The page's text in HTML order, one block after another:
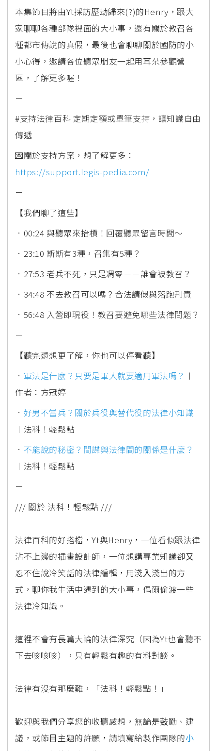
本集節目將由Yt採訪歷劫歸來(?)的Henry，跟大
家聊聊各種部隊裡面的大小事，還有關於教召各
種都市傳說的真假，最後也會聊聊關於國防的小
小心得，邀請各位聽眾朋友一起用耳朵參觀營
區，了解更多喔！
－
#支持法律百科 定期定額或單筆支持，讓知識自由
傳遞
💌關於支持方案，想了解更多：
https://support.legis-pedia.com/
－
【我們聊了這些】
．00:24 與聽眾來抬槓！回覆聽眾留言時間～
．23:10 斯斯有3種，召集有5種？
．27:53 老兵不死，只是凋零－－誰會被教召？
．34:48 不去教召可以嗎？合法請假與落跑刑責
．56:48 入營即現役！教召要避免哪些法律問題？
－
【聽完還想更了解，你也可以停看聽】
． 軍法是什麼？只要是軍人就要適用軍法嗎？ ︱
作者：方冠婷
． 好男不當兵？關於兵役與替代役的法律小知識
︱法科！輕鬆點
． 不能說的秘密？間諜與法律間的關係是什麼？
︱法科！輕鬆點
－
/// 關於 法科！輕鬆點 ///
法律百科的好搭檔，Yt與Henry，⼀位看似跟法律
沾不上邊的插畫設計師，⼀位想講專業知識卻⼜
忍不住說冷笑話的法律編輯，⽤淺⼊淺出的⽅
式，聊你我⽣活中遇到的⼤⼩事，偶爾偷渡⼀些
法律冷知識。
這裡不會有⻑篇⼤論的法律深究（因為Yt也會聽不
下去咳咳咳），只有輕鬆有趣的有料對談。
法律有沒有那麼難，「法科！輕鬆點！」
歡迎與我們分享您的收聽感想，無論是⿎勵、建
議，或節⽬主題的許願，請填寫給製作團隊的⼩